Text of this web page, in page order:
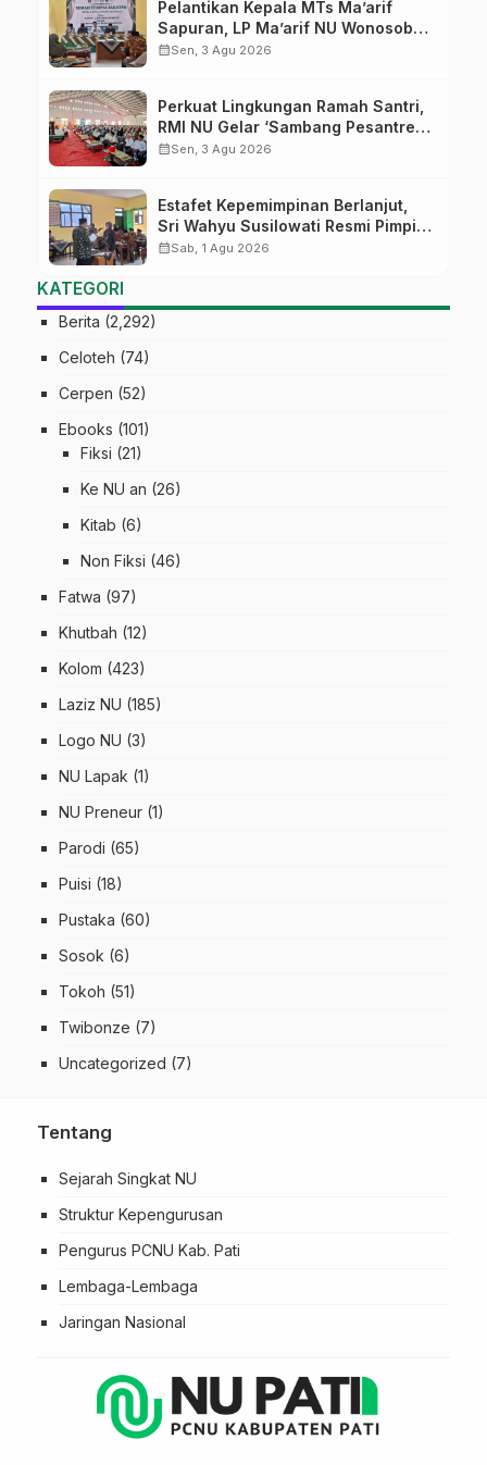
Pelantikan Kepala MTs Ma’arif
Sapuran, LP Ma’arif NU Wonosobo
Tekankan Lima Amanah
calendar_monthSen, 3 Agu 2026
Perkuat Lingkungan Ramah Santri,
RMI NU Gelar ‘Sambang Pesantren’
di Pati
calendar_monthSen, 3 Agu 2026
Estafet Kepemimpinan Berlanjut,
Sri Wahyu Susilowati Resmi Pimpin
MTs Ma’arif Sapuran
calendar_monthSab, 1 Agu 2026
KATEGORI
Berita (2,292)
Celoteh (74)
Cerpen (52)
Ebooks (101)
Fiksi (21)
Ke NU an (26)
Kitab (6)
Non Fiksi (46)
Fatwa (97)
Khutbah (12)
Kolom (423)
Laziz NU (185)
Logo NU (3)
NU Lapak (1)
NU Preneur (1)
Parodi (65)
Puisi (18)
Pustaka (60)
Sosok (6)
Tokoh (51)
Twibonze (7)
Uncategorized (7)
Tentang
Sejarah Singkat NU
Struktur Kepengurusan
Pengurus PCNU Kab. Pati
Lembaga-Lembaga
Jaringan Nasional